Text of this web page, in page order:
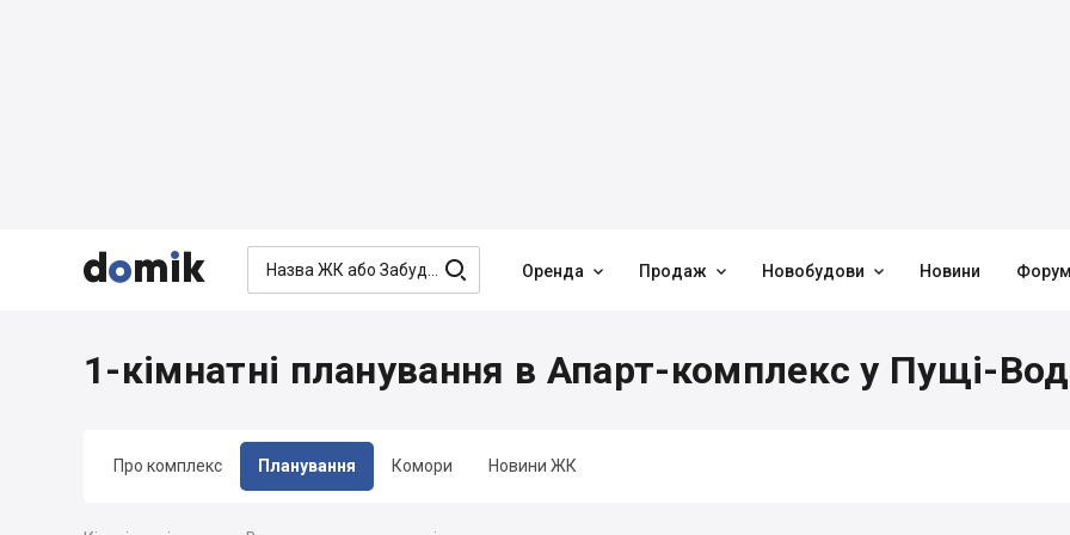


  Оренда  Продаж  Новобудови  Новини
Про комплекс Планування Комори Новини ЖК
1-кімнатні планування в Апарт-комплекс у Пущі-